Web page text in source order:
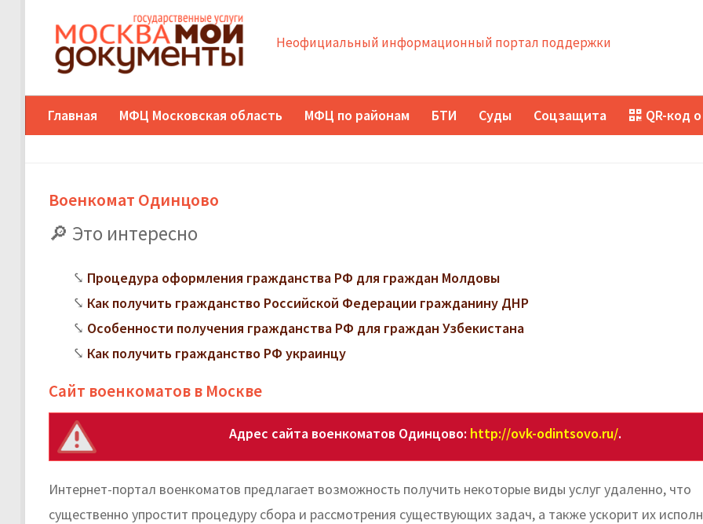
Неофициальный информационный портал поддержки
Главная МФЦ Московская область МФЦ по районам БТИ Суды Соцзащита QR-код
Военкомат Одинцово
Это интересно
Процедура оформления гражданства РФ для граждан Молдовы
Как получить гражданство Российской Федерации гражданину ДНР
Особенности получения гражданства РФ для граждан Узбекистана
Как получить гражданство РФ украинцу
Сайт военкоматов в Москве
Адрес сайта военкоматов Одинцово: http://ovk-odintsovo.ru/.
Интернет-портал военкоматов предлагает возможность получить некоторые виды услуг удаленно, что
существенно упростит процедуру сбора и рассмотрения существующих задач, а также ускорит их